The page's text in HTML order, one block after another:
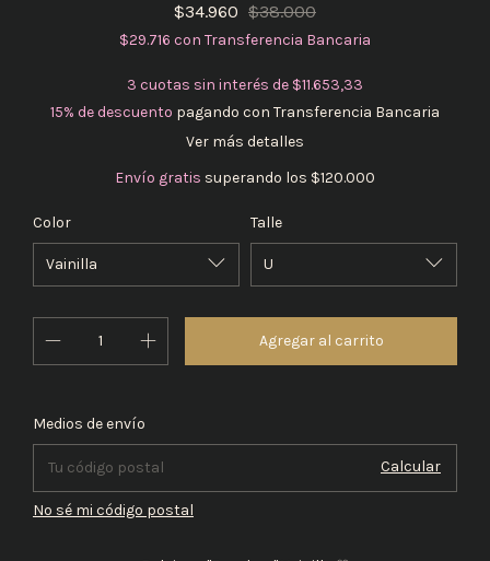
$34.960 $38.000
$29.716 con Transferencia Bancaria
3 cuotas sin interés de $11.653,33
15% de descuento pagando con Transferencia Bancaria
Ver más detalles
Envío gratis superando los $120.000
Color Talle
Entregas para el CP:
Medios de envío
Calcular
No sé mi código postal